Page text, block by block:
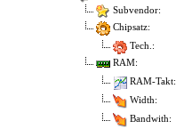
Subvendor:
Chipsatz:
Tech.:
RAM:
RAM-Takt:
Width:
Bandwith: